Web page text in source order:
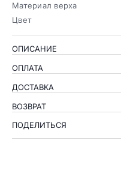
Материал верха
Цвет
ОПИСАНИЕ
ОПЛАТА
ДОСТАВКА
ВОЗВРАТ
ПОДЕЛИТЬСЯ